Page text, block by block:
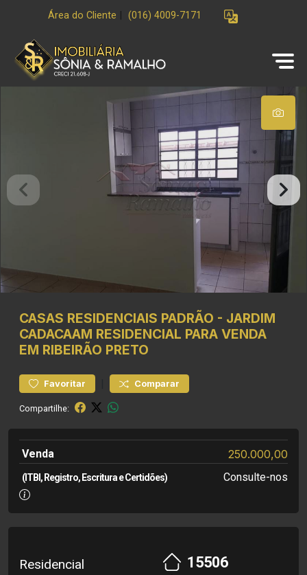
Área do Cliente (016) 4009-7171
CASAS RESIDENCIAIS PADRÃO - JARDIM
CADACAAM RESIDENCIAL PARA VENDA
EM RIBEIRÃO PRETO
Favoritar Comparar
Compartilhe:
Venda 250.000,00
(ITBI, Registro, Escritura e Certidões) Consulte-nos
Residencial 15506